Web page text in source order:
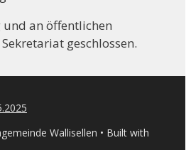
und an öffentlichen
geschlossen.
Wallisellen • Built with